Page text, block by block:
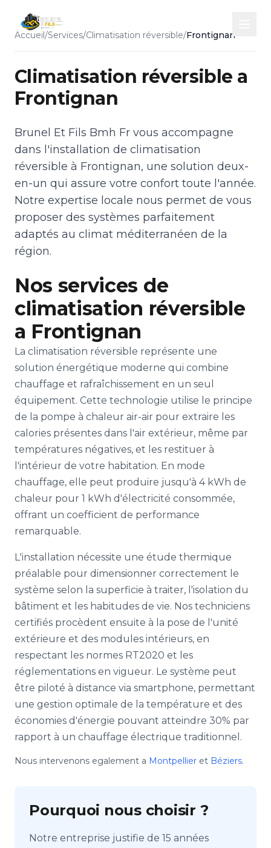
Accueil/Services/Climatisation réversible/Frontignan
Climatisation réversible a
Frontignan
Brunel Et Fils Bmh Fr vous accompagne
dans l'installation de climatisation
réversible à Frontignan, une solution deux-
en-un qui assure votre confort toute l'année.
Notre expertise locale nous permet de vous
proposer des systèmes parfaitement
adaptés au climat méditerranéen de la
région.
Nos services de
climatisation réversible
a Frontignan
La climatisation réversible représente une
solution énergétique moderne qui combine
chauffage et rafraîchissement en un seul
équipement. Cette technologie utilise le principe
de la pompe à chaleur air-air pour extraire les
calories présentes dans l'air extérieur, même par
températures négatives, et les restituer à
l'intérieur de votre habitation. En mode
chauffage, elle peut produire jusqu'à 4 kWh de
chaleur pour 1 kWh d'électricité consommée,
offrant un coefficient de performance
remarquable.
L'installation nécessite une étude thermique
préalable pour dimensionner correctement le
système selon la superficie à traiter, l'isolation du
bâtiment et les habitudes de vie. Nos techniciens
certifiés procèdent ensuite à la pose de l'unité
extérieure et des modules intérieurs, en
respectant les normes RT2020 et les
réglementations en vigueur. Le système peut
être piloté à distance via smartphone, permettant
une gestion optimale de la température et des
économies d'énergie pouvant atteindre 30% par
rapport à un chauffage électrique traditionnel.
Nous intervenons egalement a Montpellier et Béziers.
Pourquoi nous choisir ?
Notre entreprise justifie de 15 années